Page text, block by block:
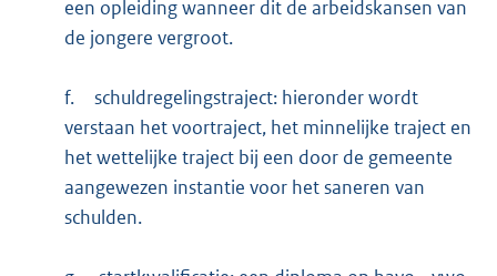
een opleiding wanneer dit de arbeidskansen van
de jongere vergroot.
f.
schuldregelingstraject: hieronder wordt
verstaan het voortraject, het minnelijke traject en
het wettelijke traject bij een door de gemeente
aangewezen instantie voor het saneren van
schulden.